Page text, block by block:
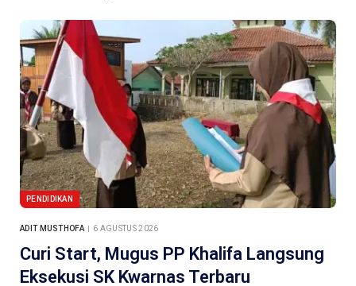
PENDIDIKAN
ADIT MUSTHOFA 6 AGUSTUS 2026
Curi Start, Mugus PP Khalifa Langsung
Eksekusi SK Kwarnas Terbaru